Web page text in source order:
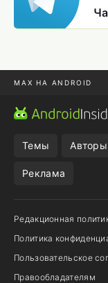
MAX НА ANDROID
MAX ИЗ RUSTORE
Темы Авторы
Реклама
Редакционная
Политика
Пользовательское
Правообладателям